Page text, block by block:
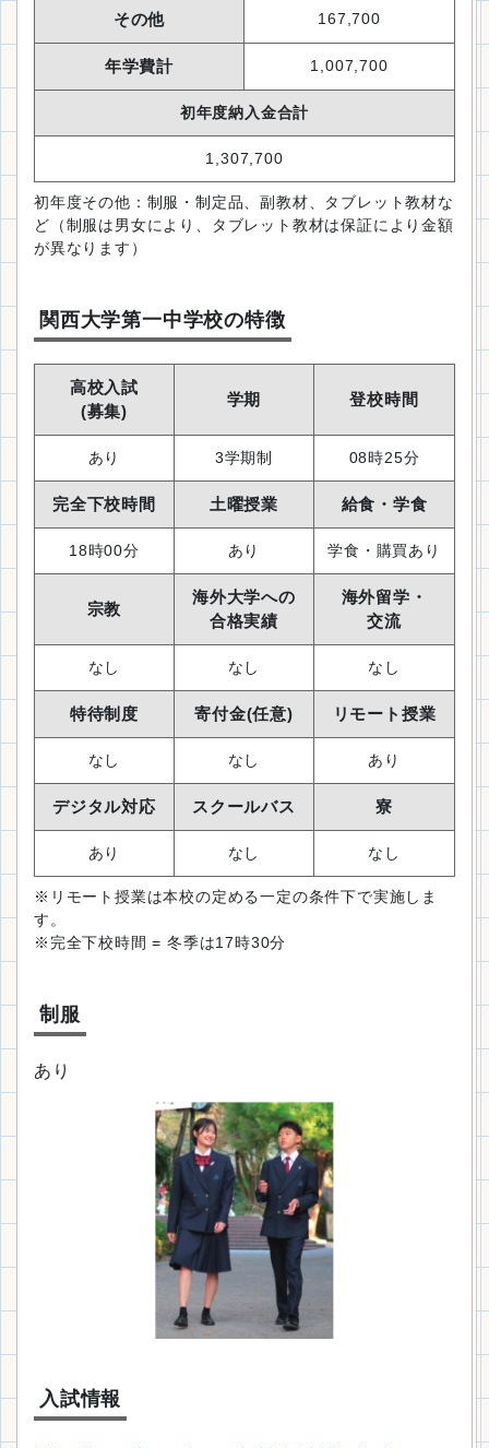
その他 167,700
年学費計 1,007,700
初年度納入金合計
1,307,700
初年度その他：制服・制定品、副教材、タブレット教材な
ど（制服は男女により、タブレット教材は保証により金額
が異なります）
関西大学第一中学校の特徴
高校入試
(募集)
学期 登校時間
あり 3学期制 08時25分
完全下校時間 土曜授業 給食・学食
18時00分 あり 学食・購買あり
宗教
海外大学への
合格実績
海外留学・
交流
なし なし なし
特待制度 寄付金(任意) リモート授業
なし なし あり
デジタル対応 スクールバス 寮
あり なし なし
※リモート授業は本校の定める一定の条件下で実施しま
す。
※完全下校時間 = 冬季は17時30分
制服
あり
入試情報